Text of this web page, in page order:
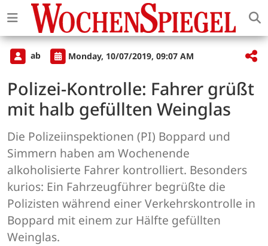
ab Monday, 10/07/2019, 09:07 AM
Polizei-Kontrolle: Fahrer grüßt
mit halb gefüllten Weinglas
Die Polizeiinspektionen (PI) Boppard und
Simmern haben am Wochenende
alkoholisierte Fahrer kontrolliert. Besonders
kurios: Ein Fahrzeugführer begrüßte die
Polizisten während einer Verkehrskontrolle in
Boppard mit einem zur Hälfte gefüllten
Weinglas.